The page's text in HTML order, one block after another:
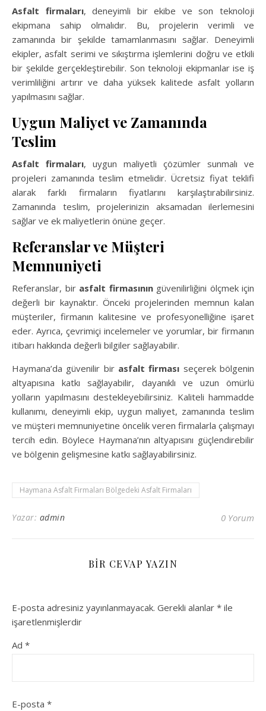
Asfalt firmaları, deneyimli bir ekibe ve son teknoloji
ekipmana sahip olmalıdır. Bu, projelerin verimli ve
zamanında bir şekilde tamamlanmasını sağlar. Deneyimli
ekipler, asfalt serimi ve sıkıştırma işlemlerini doğru ve etkili
bir şekilde gerçekleştirebilir. Son teknoloji ekipmanlar ise iş
verimliliğini artırır ve daha yüksek kalitede asfalt yolların
yapılmasını sağlar.
Uygun Maliyet ve Zamanında
Teslim
Asfalt firmaları, uygun maliyetli çözümler sunmalı ve
projeleri zamanında teslim etmelidir. Ücretsiz fiyat teklifi
alarak farklı firmaların fiyatlarını karşılaştırabilirsiniz.
Zamanında teslim, projelerinizin aksamadan ilerlemesini
sağlar ve ek maliyetlerin önüne geçer.
Referanslar ve Müşteri
Memnuniyeti
Referanslar, bir asfalt firmasınıngüvenilirliğini ölçmek için
değerli bir kaynaktır. Önceki projelerinden memnun kalan
müşteriler, firmanın kalitesine ve profesyonelliğine işaret
eder. Ayrıca, çevrimiçi incelemeler ve yorumlar, bir firmanın
itibarı hakkında değerli bilgiler sağlayabilir.
Haymana’da güvenilir bir asfalt firması seçerek bölgenin
altyapısına katkı sağlayabilir, dayanıklı ve uzun ömürlü
yolların yapılmasını destekleyebilirsiniz. Kaliteli hammadde
kullanımı, deneyimli ekip, uygun maliyet, zamanında teslim
ve müşteri memnuniyetine öncelik veren firmalarla çalışmayı
tercih edin. Böylece Haymana’nın altyapısını güçlendirebilir
ve bölgenin gelişmesine katkı sağlayabilirsiniz.
Haymana Asfalt Firmaları Bölgedeki Asfalt Firmaları
Yazar: admin 0 Yorum
BIR CEVAP YAZIN
E-posta adresiniz yayınlanmayacak. Gerekli alanlar * ile
işaretlenmişlerdir
Ad *
E-posta *